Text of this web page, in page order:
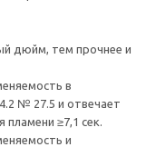
дюйм, тем прочнее и
в
№ 27.5 и отвечает
≥7,1 сек.
и